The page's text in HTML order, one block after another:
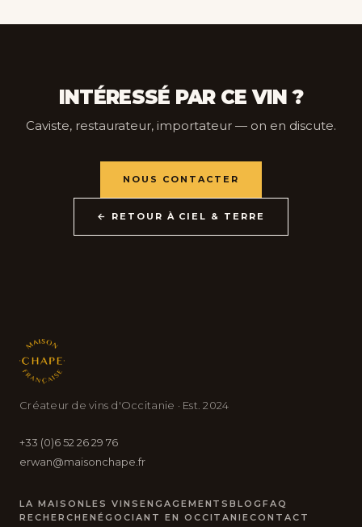
INTÉRESSÉ PAR CE VIN ?
Caviste, restaurateur, importateur — on en discute.
NOUS CONTACTER
← RETOUR À CIEL & TERRE
Créateur de vins d'Occitanie · Est. 2024
+33 (0)6 52 26 29 76
erwan@maisonchape.fr
LA MAISON LES VINS ENGAGEMENTSBLOGFAQ
RECHERCHENÉGOCIANT EN OCCITANIECONTACT